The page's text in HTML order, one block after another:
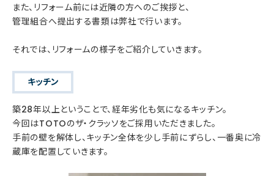
また、リフォーム前には近隣の方へのご挨拶と、
管理組合へ提出する書類は弊社で行います。
それでは、リフォームの様子をご紹介していきます。
キッチン
築28年以上ということで、経年劣化も気になるキッチン。
今回はTOTOのザ・クラッソをご採用いただきました。
手前の壁を解体し、キッチン全体を少し手前にずらし、一番奥に冷
蔵庫を配置していきます。